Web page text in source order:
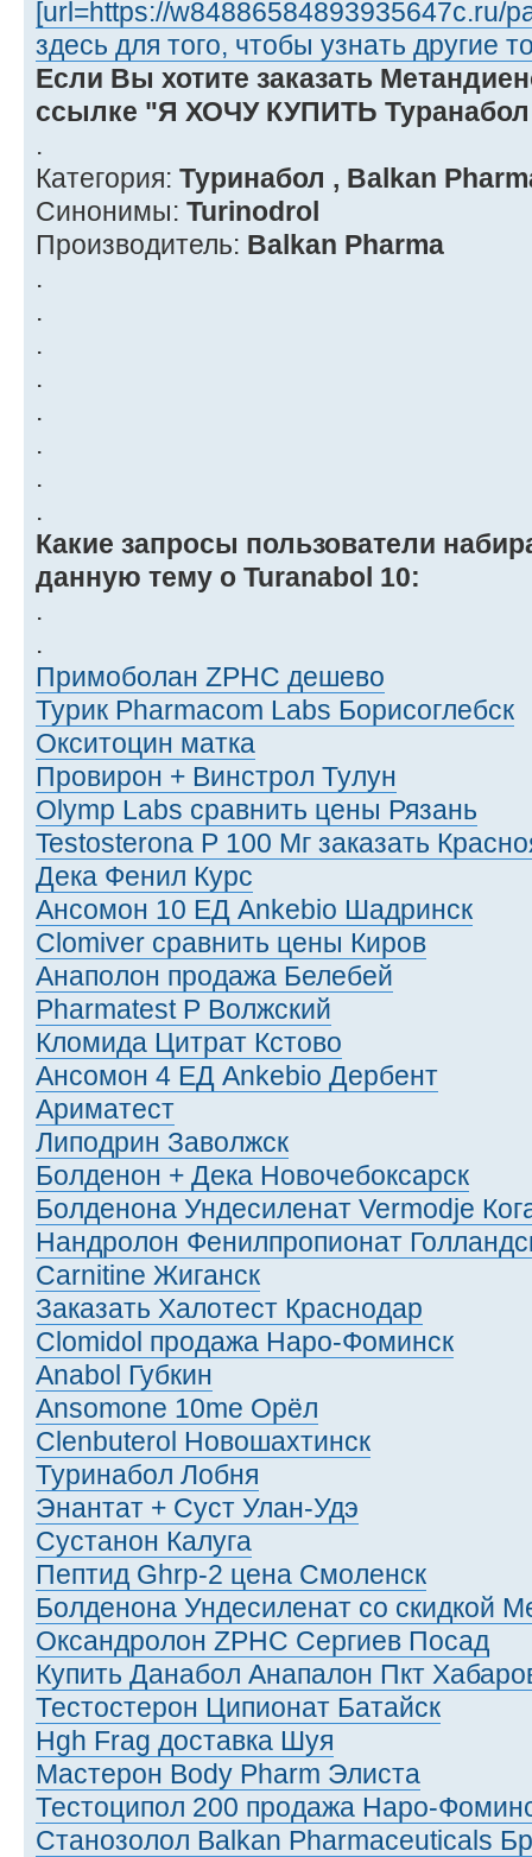
[url=https://w84886584893935647c.ru/
здесь для того, чтобы узнать другие
Если Вы хотите заказать
ссылке "Я ХОЧУ КУПИТЬ
.
Категория: Туринабол , Balkan
Синонимы: Turinodrol
Производитель: Balkan Pharma
.
.
.
.
.
.
.
.
Какие запросы пользователи
данную тему о Turanabol 10:
.
.
Примоболан ZPHC дешево
Турик Pharmacom Labs Борисоглебск
Окситоцин матка
Провирон + Винстрол Тулун
Olymp Labs сравнить цены Рязань
Testosterona P 100 Мг заказать
Дека Фенил Курс
Ансомон 10 ЕД Ankebio Шадринск
Clomiver сравнить цены Киров
Анаполон продажа Белебей
Pharmatest P Волжский
Кломида Цитрат Кстово
Ансомон 4 ЕД Ankebio Дербент
Ариматест
Липодрин Заволжск
Болденон + Дека Новочебоксарск
Болденона Ундесиленат Vermodje
Нандролон Фенилпропионат
Carnitine Жиганск
Заказать Халотест Краснодар
Clomidol продажа Наро-Фоминск
Anabol Губкин
Ansomone 10me Орёл
Clenbuterol Новошахтинск
Туринабол Лобня
Энантат + Суст Улан-Удэ
Сустанон Калуга
Пептид Ghrp-2 цена Смоленск
Болденона Ундесиленат со скидкой
Оксандролон ZPHC Сергиев Посад
Купить Данабол Анапалон Пкт
Тестостерон Ципионат Батайск
Hgh Frag доставка Шуя
Мастерон Body Pharm Элиста
Тестоципол 200 продажа Наро-
Станозолол Balkan Pharmaceuticals